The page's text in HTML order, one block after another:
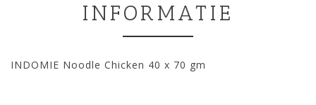
INFORMATIE
INDOMIE Noodle Chicken 40 x 70 gm